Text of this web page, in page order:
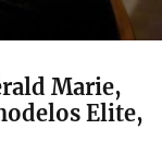
Marie,
Elite,